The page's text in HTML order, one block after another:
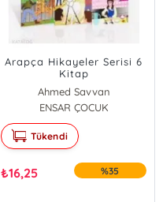
Arapça Hikayeler Serisi 6
Kitap
Ahmed Savvan
ENSAR ÇOCUK
Tükendi
₺16,25 %35